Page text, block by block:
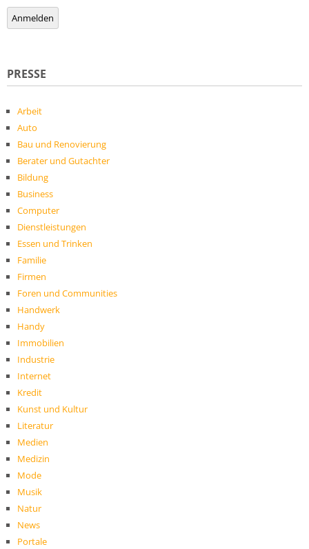
Anmelden
PRESSE
Arbeit
Auto
Bau und Renovierung
Berater und Gutachter
Bildung
Business
Computer
Dienstleistungen
Essen und Trinken
Familie
Firmen
Foren und Communities
Handwerk
Handy
Immobilien
Industrie
Internet
Kredit
Kunst und Kultur
Literatur
Medien
Medizin
Mode
Musik
Natur
News
Portale